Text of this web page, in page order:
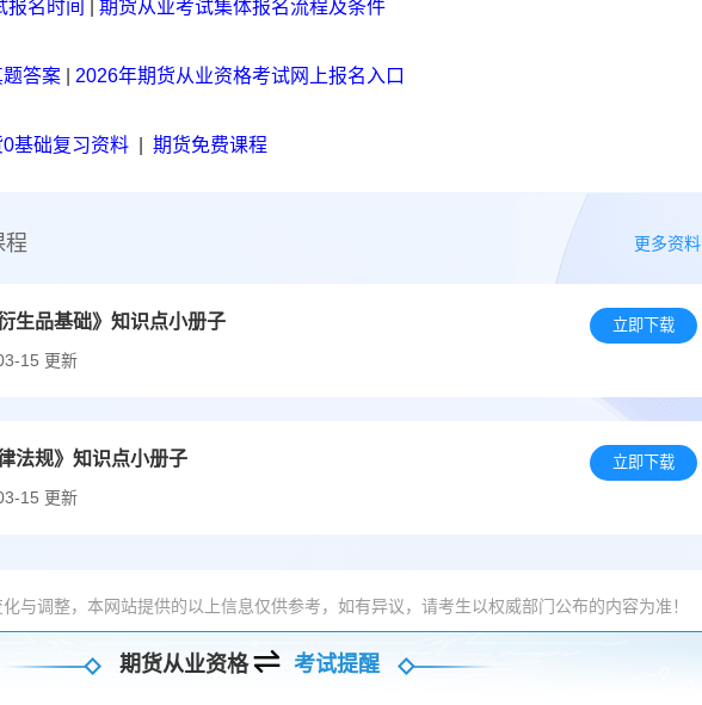
报名时间 期货从业考试集体报名流程及条件
答案 2026年期货从业资格考试网上报名入口
基础复习资料 期货免费课程
程 更多资料
生品基础》知识点小册子
15 更新
立即下载
法规》知识点小册子
15 更新
立即下载
与调整，本网站提供的以上信息仅供参考，如有异议，请考生以权威部门公布的内容为准！
期货从业资格 考试提醒